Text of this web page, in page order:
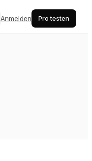
Anmelden Pro testen